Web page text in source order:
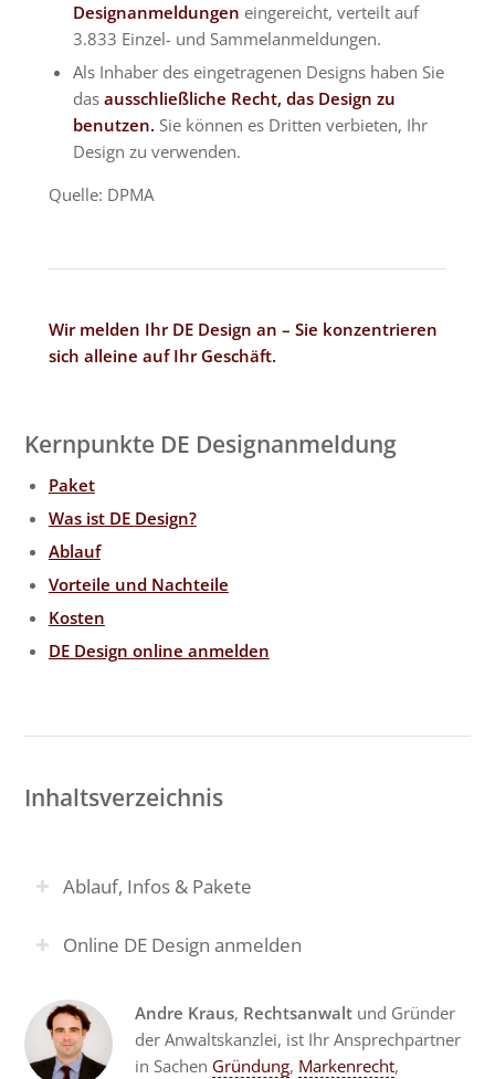
Designanmeldungen eingereicht, verteilt auf
3.833 Einzel- und Sammelanmeldungen.
Als Inhaber des eingetragenen Designs haben Sie
das ausschließliche Recht, das Design zu
benutzen.Sie können es Dritten verbieten, Ihr
Design zu verwenden.
Quelle: DPMA
Wir melden Ihr DE Design an – Sie konzentrieren
sich alleine auf Ihr Geschäft.
Kernpunkte DE Designanmeldung
Paket
Was ist DE Design?
Ablauf
Vorteile und Nachteile
Kosten
DE Design online anmelden
Inhaltsverzeichnis
Ablauf, Infos & Pakete
Online DE Design anmelden
Andre Kraus, Rechtsanwalt und Gründer
der Anwaltskanzlei, ist Ihr Ansprechpartner
in Sachen Gründung, Markenrecht,